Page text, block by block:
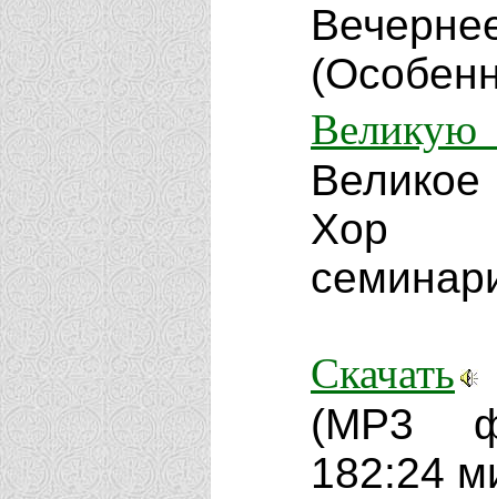
Великое
Хор
Скачать
(MP3
182:24